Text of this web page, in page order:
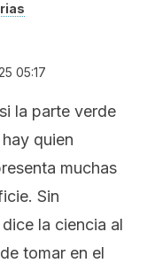
05:17
la parte verde
quien
muchas
Sin
la ciencia al
tomar en el